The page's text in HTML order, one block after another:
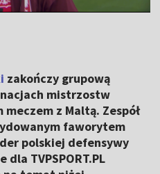
zakończy grupową
mistrzostw
z Maltą. Zespół
faworytem
polskiej defensywy
TVPSPORT.PL